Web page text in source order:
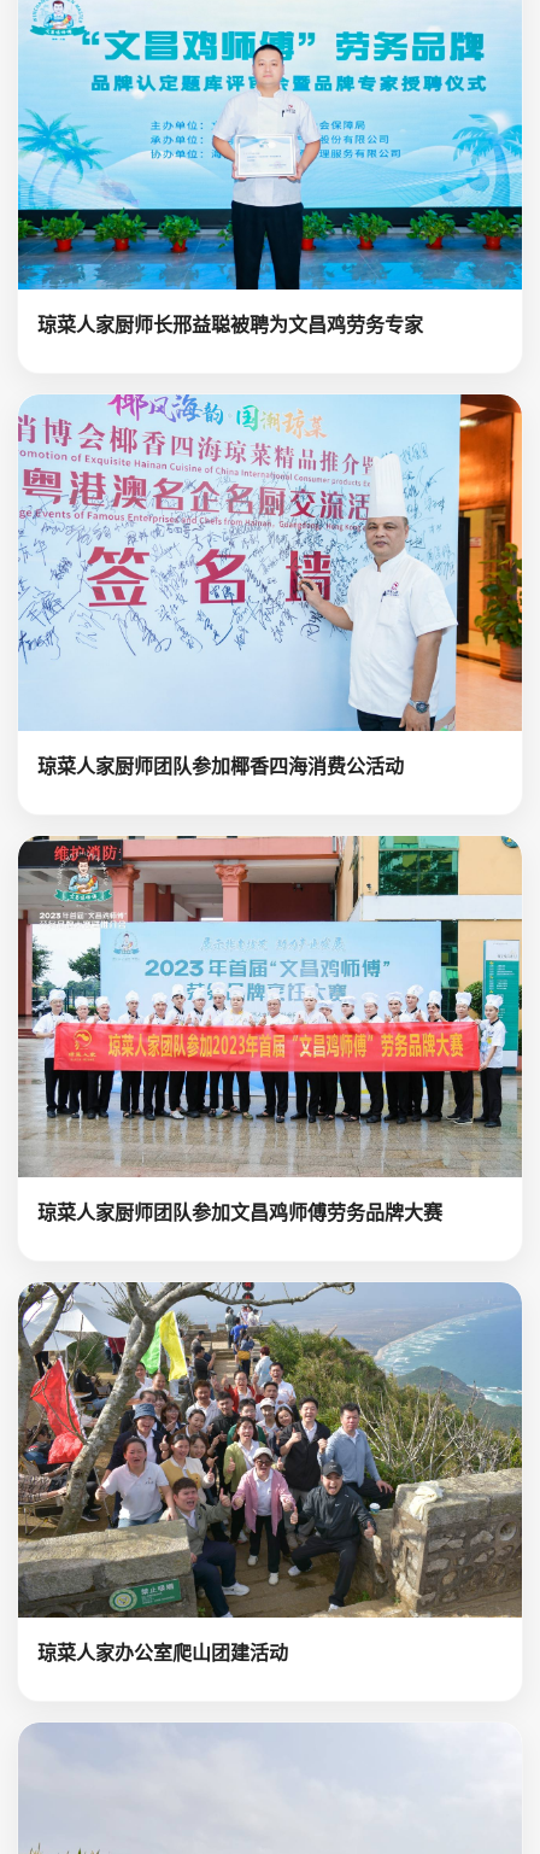
琼菜人家厨师长邢益聪被聘为文昌鸡劳务专家
琼菜人家厨师团队参加椰香四海消费公活动
琼菜人家厨师团队参加文昌鸡师傅劳务品牌大赛
琼菜人家办公室爬山团建活动